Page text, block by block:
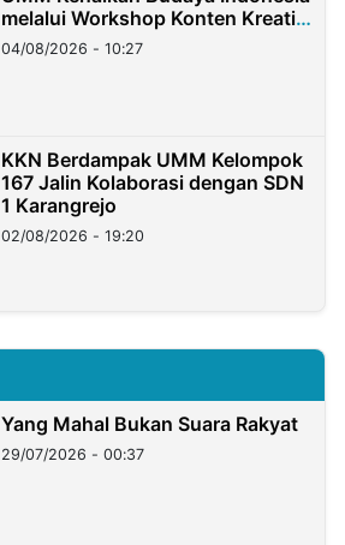
melalui Workshop Konten Kreatif
di Taiwan
04/08/2026 - 10:27
KKN Berdampak UMM Kelompok
167 Jalin Kolaborasi dengan SDN
1 Karangrejo
02/08/2026 - 19:20
Yang Mahal Bukan Suara Rakyat
29/07/2026 - 00:37